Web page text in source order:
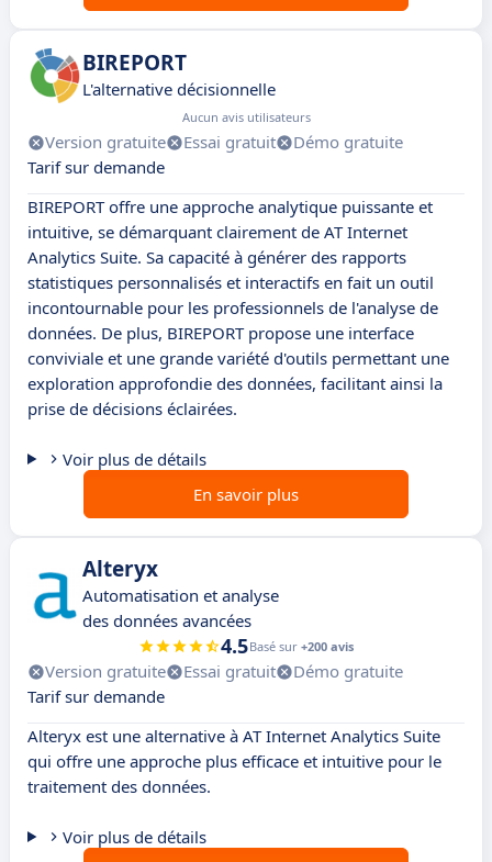
BIREPORT
L'alternative décisionnelle
Aucun avis utilisateurs
Version gratuite Essai gratuit
Démo gratuite
Tarif sur demande
BIREPORT offre une approche analytique puissante et
intuitive, se démarquant clairement de AT Internet
Analytics Suite. Sa capacité à générer des rapports
statistiques personnalisés et interactifs en fait un outil
incontournable pour les professionnels de l'analyse de
données. De plus, BIREPORT propose une interface
conviviale et une grande variété d'outils permettant une
exploration approfondie des données, facilitant ainsi la
prise de décisions éclairées.
Voir plus de détails
En savoir plus
Alteryx
Automatisation et analyse
des données avancées
4.5Basé sur +200 avis
Version gratuite Essai gratuit
Démo gratuite
Tarif sur demande
Alteryx est une alternative à AT Internet Analytics Suite
qui offre une approche plus efficace et intuitive pour le
traitement des données.
Voir plus de détails